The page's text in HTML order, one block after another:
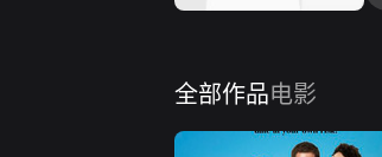
全部作品电影